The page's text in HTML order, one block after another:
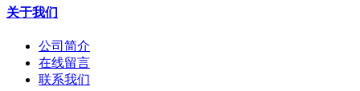
关于我们
公司简介
在线留言
联系我们